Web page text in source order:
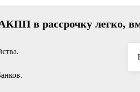
в рассрочку легко,